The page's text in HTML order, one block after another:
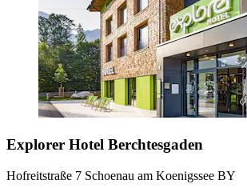
Explorer Hotel Berchtesgaden
Hofreitstraße 7 Schoenau am Koenigssee BY